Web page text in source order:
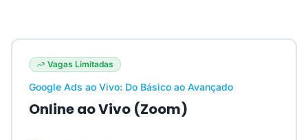
Vagas Limitadas
Google Ads ao Vivo: Do Básico ao Avançado
Online ao Vivo (Zoom)